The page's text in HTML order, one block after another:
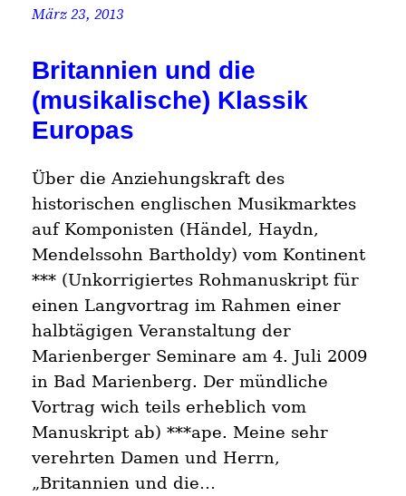
März 23, 2013
Britannien und die
(musikalische) Klassik
Europas
Über die Anziehungskraft des
historischen englischen Musikmarktes
auf Komponisten (Händel, Haydn,
Mendelssohn Bartholdy) vom Kontinent
*** (Unkorrigiertes Rohmanuskript für
einen Langvortrag im Rahmen einer
halbtägigen Veranstaltung der
Marienberger Seminare am 4. Juli 2009
in Bad Marienberg. Der mündliche
Vortrag wich teils erheblich vom
Manuskript ab) ***ape. Meine sehr
verehrten Damen und Herrn,
„Britannien und die…